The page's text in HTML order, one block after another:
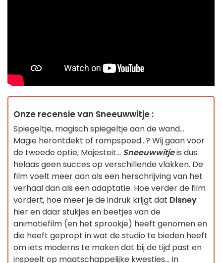
Onze recensie van Sneeuwwitje :
Spiegeltje, magisch spiegeltje aan de wand...
Magie herontdekt of rampspoed...? Wij gaan voor
de tweede optie, Majesteit... Sneeuwwitjeis dus
helaas geen succes op verschillende vlakken. De
film voelt meer aan als een herschrijving van het
verhaal dan als een adaptatie. Hoe verder de film
vordert, hoe meer je de indruk krijgt dat Disney
hier en daar stukjes en beetjes van de
animatiefilm (en het sprookje) heeft genomen en
die heeft gepropt in wat de studio te bieden heeft
om iets moderns te maken dat bij de tijd past en
inspeelt op maatschappelijke kwesties... In